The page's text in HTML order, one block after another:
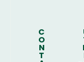
C
O
N
T